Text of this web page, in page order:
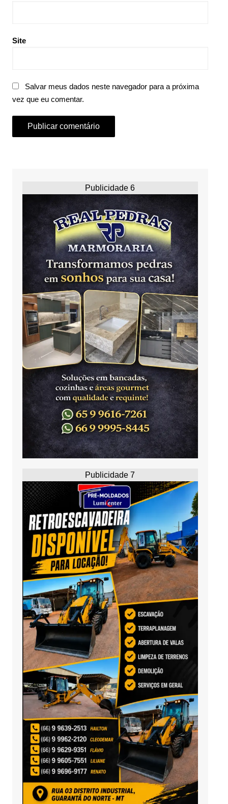
Site
Salvar meus dados neste navegador para a próxima
vez que eu comentar.
Publicidade 6
Publicidade 7